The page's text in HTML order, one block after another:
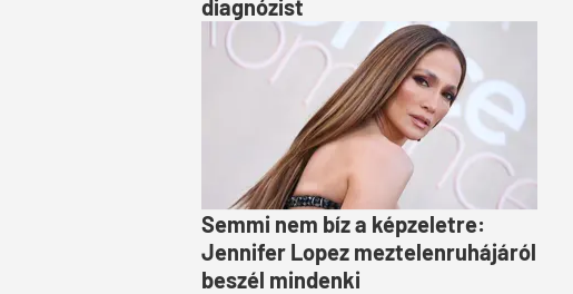
diagnózist
Semmi nem bíz a képzeletre:
Jennifer Lopez meztelenruhájáról
beszél mindenki